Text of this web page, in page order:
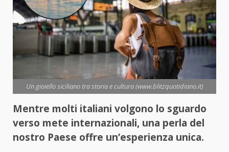
Un gioiello siciliano tra storia e cultura (www.blitzquotidiano.it)
Mentre molti italiani volgono lo sguardo
verso mete internazionali, una perla del
nostro Paese offre un’esperienza unica.